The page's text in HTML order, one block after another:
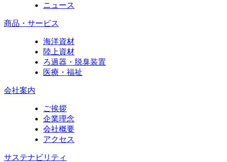
ニュース
商品・サービス
海洋資材
陸上資材
ろ過器・脱臭装置
医療・福祉
会社案内
ご挨拶
企業理念
会社概要
アクセス
サステナビリティ